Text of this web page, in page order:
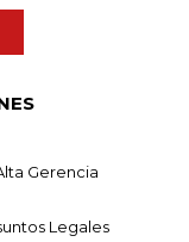
Gerencia
Legales